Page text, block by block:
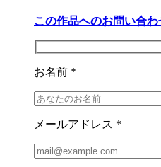
この作品へのお問い合わ
お名前 *
メールアドレス *